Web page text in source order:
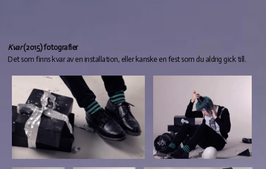
Kvar(2015) fotografier
Det som finns kvar av en installation, eller kanske en fest som du aldrig gick till.